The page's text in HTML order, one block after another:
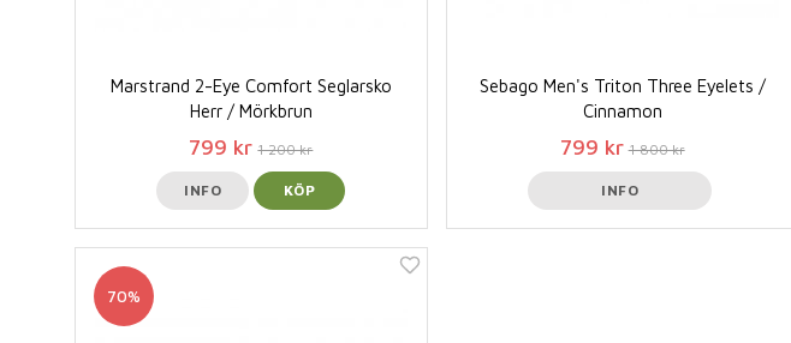
Marstrand 2-Eye Comfort Seglarsko
Herr / Mörkbrun
799 kr 1 200 kr
INFO KÖP
Sebago Men's Triton Three Eyelets /
Cinnamon
799 kr 1 800 kr
INFO
70%